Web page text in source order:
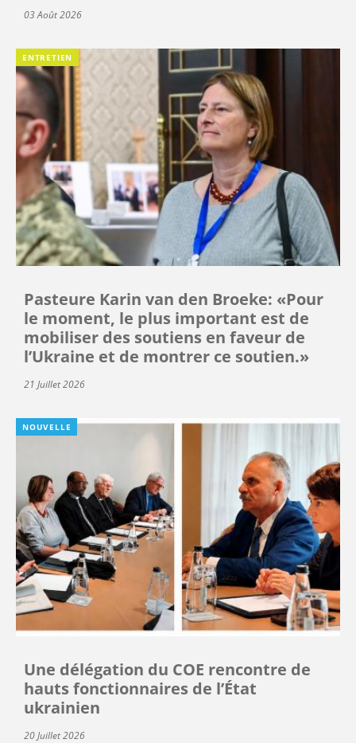
03 Août 2026
ENTRETIEN
Pasteure Karin van den Broeke: «Pour
le moment, le plus important est de
mobiliser des soutiens en faveur de
l’Ukraine et de montrer ce soutien.»
21 Juillet 2026
NOUVELLE
Une délégation du COE rencontre de
hauts fonctionnaires de l’État
ukrainien
20 Juillet 2026